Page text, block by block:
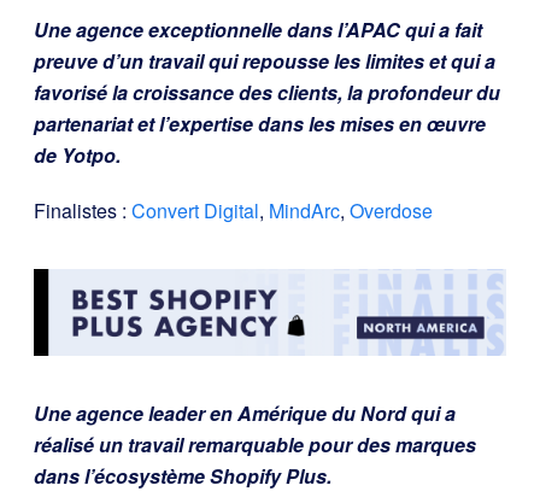
Une agence exceptionnelle dans l’APAC qui a fait
preuve d’un travail qui repousse les limites et qui a
favorisé la croissance des clients, la profondeur du
partenariat et l’expertise dans les mises en œuvre
de Yotpo.
Finalistes : Convert Digital, MindArc, Overdose
Une agence leader en Amérique du Nord qui a
réalisé un travail remarquable pour des marques
dans l’écosystème Shopify Plus.